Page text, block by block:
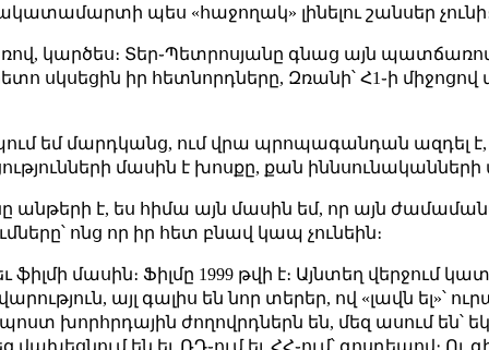
պես «հաջողակ» լինելու շանսեր
կարծես։ Տեր֊Պետրոսյանը գնաց այն
սկսեցին իր հետնորդները, Զռանի՝ Հ1֊ի միջոցով
եմ մարդկանց, ում վրա պրոպագանդան ազդել է,
մասին է խոսքը, քան իննսունականների
անթերի է, ես հիմա այն մասին եմ, որ այն
ոնց որ իր հետ բնավ կապ չունեին։
մասին։ Ֆիլմը 1999 թվի է։ Այնտեղ վերջում
այլ գալիս են նոր տերեր, ով «լավն ել»՝
խորհրդային ժողովրդներն են, մեզ ասում են՝